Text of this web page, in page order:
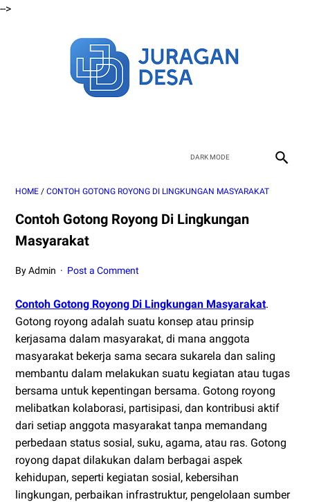
-->
HOME / CONTOH GOTONG ROYONG DI LINGKUNGAN MASYARAKAT
Contoh Gotong Royong Di Lingkungan
Masyarakat
By Admin Post a Comment
Contoh Gotong Royong Di Lingkungan Masyarakat.
Gotong royong adalah suatu konsep atau prinsip
kerjasama dalam masyarakat, di mana anggota
masyarakat bekerja sama secara sukarela dan saling
membantu dalam melakukan suatu kegiatan atau tugas
bersama untuk kepentingan bersama. Gotong royong
melibatkan kolaborasi, partisipasi, dan kontribusi aktif
dari setiap anggota masyarakat tanpa memandang
perbedaan status sosial, suku, agama, atau ras. Gotong
royong dapat dilakukan dalam berbagai aspek
kehidupan, seperti kegiatan sosial, kebersihan
lingkungan, perbaikan infrastruktur, pengelolaan sumber